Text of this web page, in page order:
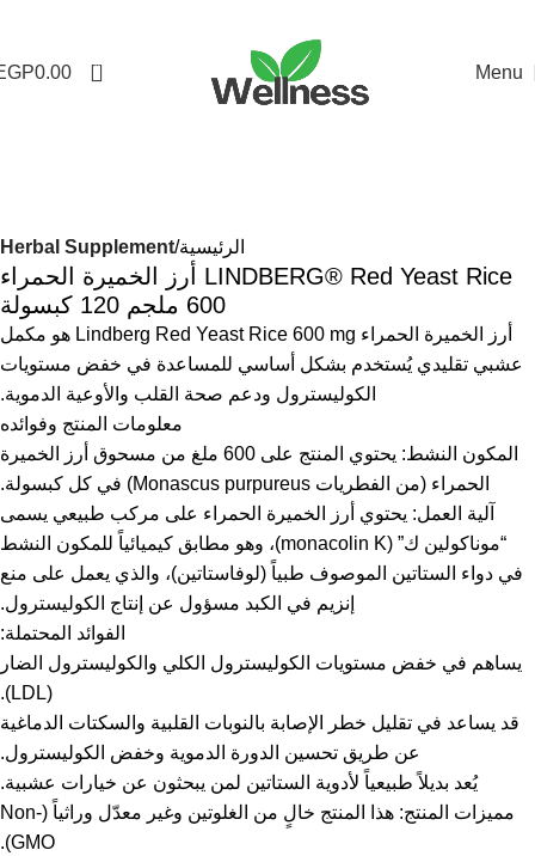
Menu
0
0.00
الرئيسية Herbal Supplement
LINDBERG® Red Yeast Rice أرز الخميرة الحمراء
600 ملجم 120 كبسولة
أرز الخميرة الحمراء Lindberg Red Yeast Rice 600 mg هو مكمل
عشبي تقليدي يُستخدم بشكل أساسي للمساعدة في خفض مستويات
الكوليسترول ودعم صحة القلب والأوعية الدموية.
معلومات المنتج وفوائده
المكون النشط: يحتوي المنتج على 600 ملغ من مسحوق أرز الخميرة
الحمراء (من الفطريات Monascus purpureus) في كل كبسولة.
آلية العمل: يحتوي أرز الخميرة الحمراء على مركب طبيعي يسمى
“موناكولين ك” (monacolin K)، وهو مطابق كيميائياً للمكون النشط
في دواء الستاتين الموصوف طبياً (لوفاستاتين)، والذي يعمل على منع
إنزيم في الكبد مسؤول عن إنتاج الكوليسترول.
الفوائد المحتملة:
يساهم في خفض مستويات الكوليسترول الكلي والكوليسترول الضار
(LDL).
قد يساعد في تقليل خطر الإصابة بالنوبات القلبية والسكتات الدماغية
عن طريق تحسين الدورة الدموية وخفض الكوليسترول.
يُعد بديلاً طبيعياً لأدوية الستاتين لمن يبحثون عن خيارات عشبية.
مميزات المنتج: هذا المنتج خالٍ من الغلوتين وغير معدّل وراثياً (Non-
GMO).